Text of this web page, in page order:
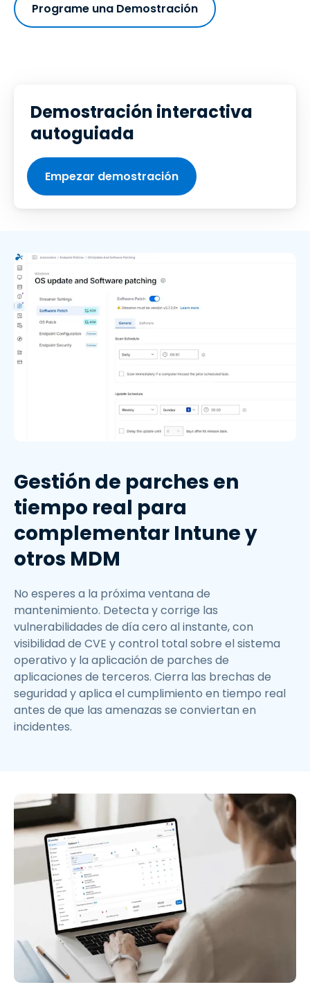
Programe una Demostración
Demostración interactiva
autoguiada
Empezar demostración
Gestión de parches en
tiempo real para
complementar Intune y
otros MDM
No esperes a la próxima ventana de
mantenimiento. Detecta y corrige las
vulnerabilidades de día cero al instante, con
visibilidad de CVE y control total sobre el sistema
operativo y la aplicación de parches de
aplicaciones de terceros. Cierra las brechas de
seguridad y aplica el cumplimiento en tiempo real
antes de que las amenazas se conviertan en
incidentes.